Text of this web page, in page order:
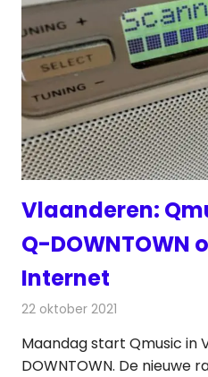
Vlaanderen:
Q-DOWNTOWN
Internet
22 oktober 2021
Maandag start Qmusic in
DOWNTOWN. De nieuwe